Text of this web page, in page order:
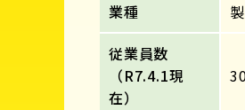
業種
従業員数
（R7.4.1現
在）